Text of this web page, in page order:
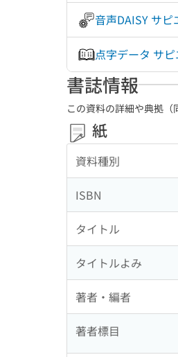
音声DAISY サピ
点字データ サ
書誌情報
この資料の詳細や典拠（
紙
資料種別
ISBN
タイトル
タイトルよみ
著者・編者
著者標目